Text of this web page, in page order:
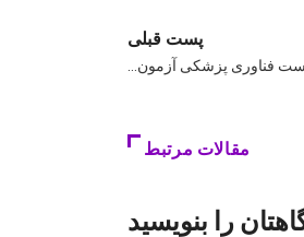
پست قبلی
مقالات مرتبط
را بنویسید